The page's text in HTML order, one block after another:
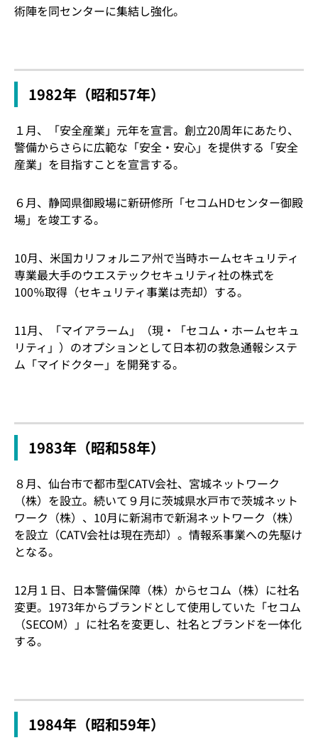
術陣を同センターに集結し強化。
1982年（昭和57年）
１月、「安全産業」元年を宣言。創立20周年にあたり、
警備からさらに広範な「安全・安心」を提供する「安全
産業」を目指すことを宣言する。
６月、静岡県御殿場に新研修所「セコムHDセンター御殿
場」を竣工する。
10月、米国カリフォルニア州で当時ホームセキュリティ
専業最大手のウエステックセキュリティ社の株式を
100％取得（セキュリティ事業は売却）する。
11月、「マイアラーム」（現・「セコム・ホームセキュ
リティ」）のオプションとして日本初の救急通報システ
ム「マイドクター」を開発する。
1983年（昭和58年）
８月、仙台市で都市型CATV会社、宮城ネットワーク
（株）を設立。続いて９月に茨城県水戸市で茨城ネット
ワーク（株）、10月に新潟市で新潟ネットワーク（株）
を設立（CATV会社は現在売却）。情報系事業への先駆け
となる。
12月１日、日本警備保障（株）からセコム（株）に社名
変更。1973年からブランドとして使用していた「セコム
（SECOM）」に社名を変更し、社名とブランドを一体化
する。
1984年（昭和59年）